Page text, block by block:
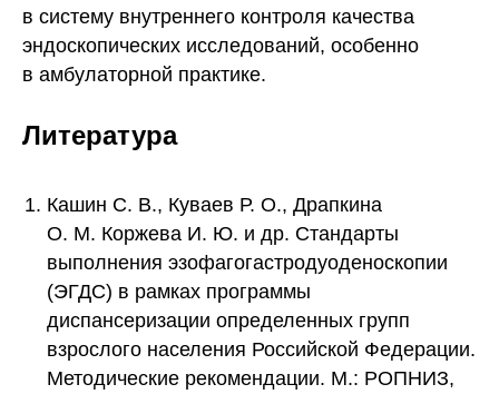
в систему внутреннего контроля качества
эндоскопических исследований, особенно
в амбулаторной практике.
Литература
Кашин С. В., Куваев Р. О., Драпкина
О. М. Коржева И. Ю. и др. Стандарты
выполнения эзофагогастродуоденоскопии
(ЭГДС) в рамках программы
диспансеризации определенных групп
взрослого населения Российской Федерации.
Методические рекомендации. М.: РОПНИЗ,